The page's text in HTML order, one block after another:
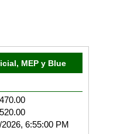
MEP y Blue
2026, 6:55:00 PM